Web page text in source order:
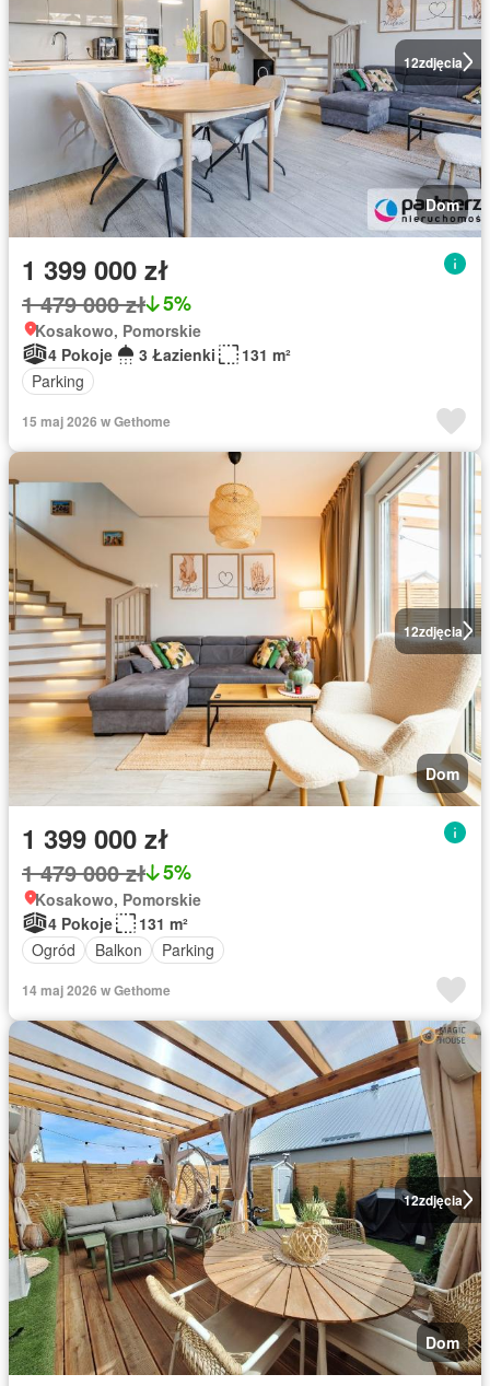
12zdjęcia
Dom
1 399 000 zł
1 479 000 zł 5%
Kosakowo, Pomorskie
4 Pokoje
3 Łazienki
131 m²
Parking
15 maj 2026 w Gethome
12zdjęcia
Dom
1 399 000 zł
1 479 000 zł 5%
Kosakowo, Pomorskie
4 Pokoje
131 m²
Ogród
Balkon Parking
14 maj 2026 w Gethome
12zdjęcia
Dom